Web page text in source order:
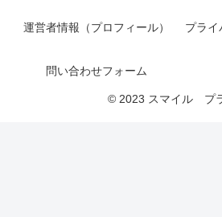
運営者情報（プロフィール）
プラ
問い合わせフォーム
© 2023 スマイル プ